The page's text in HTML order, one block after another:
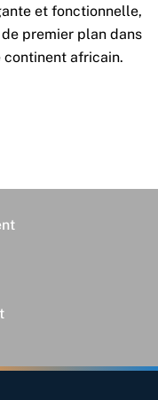
et fonctionnelle,
premier plan dans
continent africain.